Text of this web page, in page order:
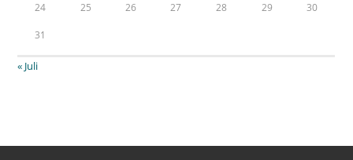
24 25 26 27 28 29 30
31
« Juli